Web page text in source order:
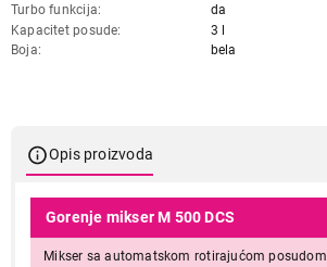
Turbo funkcija
da
Kapacitet posude
3 l
Boja
bela
Opis proizvoda
Gorenje mikser M 500 DCS
Mikser sa automatskom rotirajućom posudom